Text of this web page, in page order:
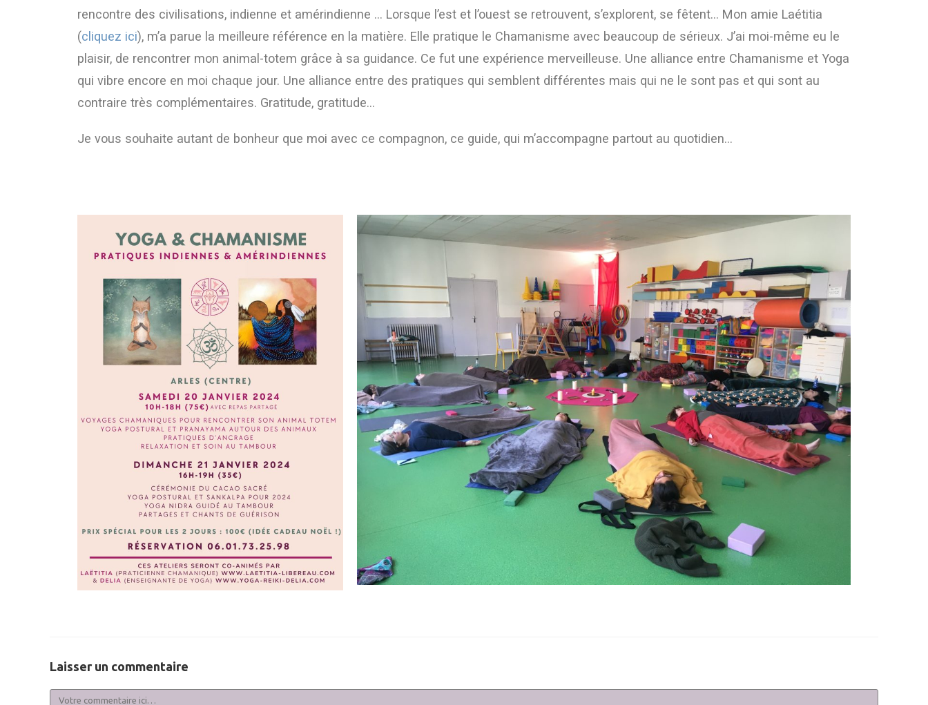
rencontre des civilisations, indienne et amérindienne … Lorsque l’est et l’ouest se retrouvent, s’explorent, se fêtent… Mon amie Laétitia
(cliquez ici), m’a parue la meilleure référence en la matière. Elle pratique le Chamanisme avec beaucoup de sérieux. J’ai moi-même eu le
plaisir, de rencontrer mon animal-totem grâce à sa guidance. Ce fut une expérience merveilleuse. Une alliance entre Chamanisme et Yoga
qui vibre encore en moi chaque jour. Une alliance entre des pratiques qui semblent différentes mais qui ne le sont pas et qui sont au
contraire très complémentaires. Gratitude, gratitude…
Je vous souhaite autant de bonheur que moi avec ce compagnon, ce guide, qui m’accompagne partout au quotidien…
Laisser un commentaire